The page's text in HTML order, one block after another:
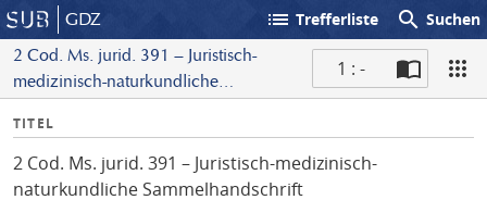
GDZ list Trefferliste search Suchen
2 Cod. Ms. jurid. 391 – Juristisch-
medizinisch-naturkundliche
1 : -
I
f
TITEL
2 Cod. Ms. jurid. 391 – Juristisch-medizinisch-
naturkundliche Sammelhandschrift